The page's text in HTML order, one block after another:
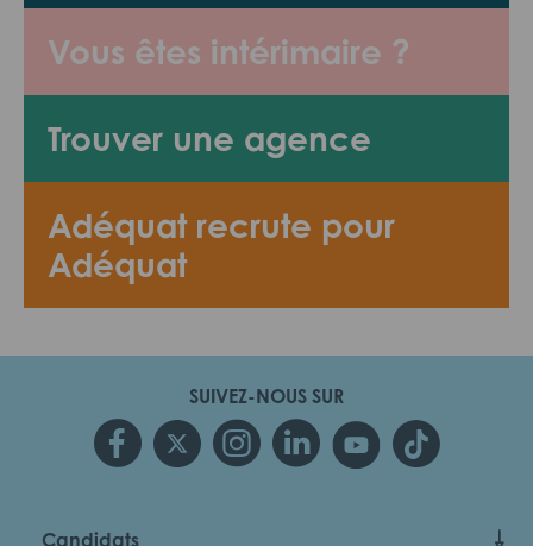
Vous êtes intérimaire ?
Trouver une agence
Adéquat recrute pour
Adéquat
SUIVEZ-NOUS SUR
Candidats